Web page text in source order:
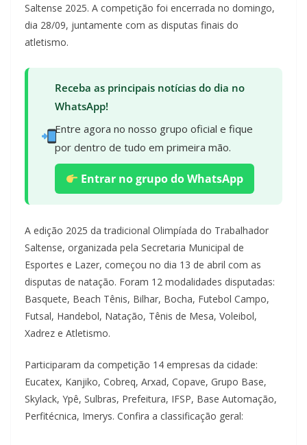
Saltense 2025. A competição foi encerrada no domingo,
dia 28/09, juntamente com as disputas finais do
atletismo.
Receba as principais notícias do dia no
WhatsApp!
Entre agora no nosso grupo oficial e fique
por dentro de tudo em primeira mão.
Entrar no grupo do WhatsApp
A edição 2025 da tradicional Olimpíada do Trabalhador
Saltense, organizada pela Secretaria Municipal de
Esportes e Lazer, começou no dia 13 de abril com as
disputas de natação. Foram 12 modalidades disputadas:
Basquete, Beach Tênis, Bilhar, Bocha, Futebol Campo,
Futsal, Handebol, Natação, Tênis de Mesa, Voleibol,
Xadrez e Atletismo.
Participaram da competição 14 empresas da cidade:
Eucatex, Kanjiko, Cobreq, Arxad, Copave, Grupo Base,
Skylack, Ypê, Sulbras, Prefeitura, IFSP, Base Automação,
Perfitécnica, Imerys. Confira a classificação geral: